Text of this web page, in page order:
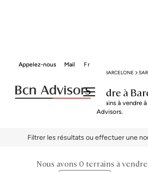
Mail
Appelez-nous Fr
BARCELONE
Terrains à vendre à
Explorez notre sélection de terrains à vendre
Advisors.
Filtrer les résultats ou effectuer une
Nous avons 0 terrains à